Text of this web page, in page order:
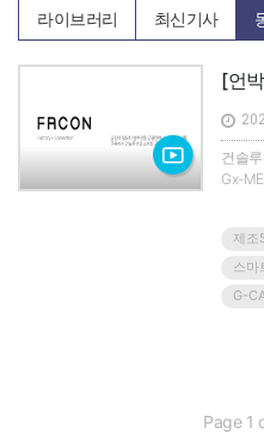
라이브러리 최신기사
[언
건솔
Gx-
는 모
활용
계,
입하
표전화
제조
스마
G-
Page 1